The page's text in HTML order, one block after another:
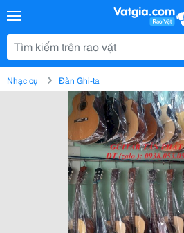
Nhạc cụ Đàn Ghi-ta